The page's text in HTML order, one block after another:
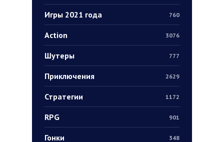
Игры 2021 года 760
Action 3076
Шутеры 777
Приключения 2629
Стратегии 1172
RPG 901
Гонки 348